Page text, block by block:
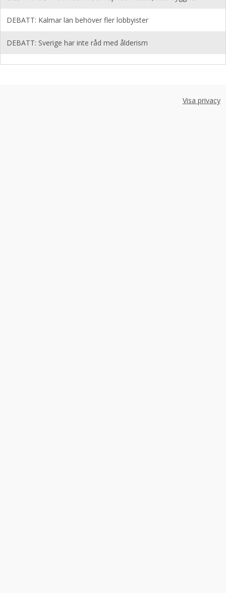
DEBATT: Kalmar län behöver fler lobbyister
DEBATT: Sverige har inte råd med ålderism
Visa privacy